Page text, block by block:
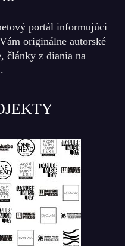
portál informujúci
originálne autorské
články z diania na